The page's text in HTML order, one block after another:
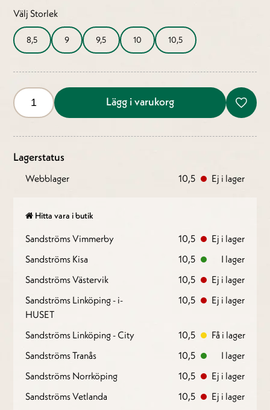
Välj Storlek
8,5 9 9,5 10 10,5
Lägg i varukorg
Lagerstatus
Webblager 10,5 Ej i lager
Hitta vara i butik
Sandströms Vimmerby 10,5
Ej i lager
Sandströms Kisa
10,5
I lager
Sandströms Västervik
10,5
Ej i lager
Sandströms Linköping - i-
HUSET
10,5 Ej i lager
Sandströms Linköping - City 10,5
Få i lager
Sandströms Tranås
10,5
I lager
Sandströms Norrköping
10,5
Ej i lager
Sandströms Vetlanda
10,5
Ej i lager